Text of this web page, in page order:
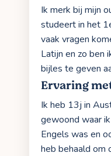
Ik merk bij mijn
studeert in het
vaak vragen
Latijn en zo ben
bijles te geven
Ervaring
Ik heb 13j in
gewoond waar
Engels was en
heb behaald om